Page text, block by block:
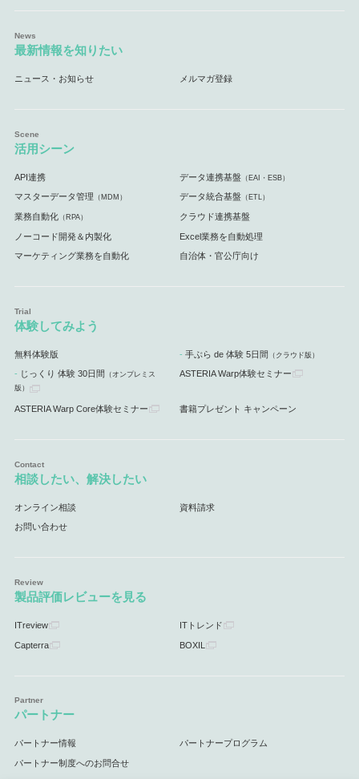
最新情報を知りたい
ニュース・お知らせ メルマガ登録
活用シーン
API連携 データ連携基盤 （EAI・ESB）
マスターデータ管理 （MDM） データ統合基盤 （ETL）
業務自動化（RPA） クラウド連携基盤
ノーコード開発＆内製化 Excel業務を自動処理
マーケティング業務を自動化 自治体・官公庁向け
体験してみよう
無料体験版 手ぶら de 体験 5日間 （クラウド版）
じっくり 体験 30日間 （オンプレミス
版）
ASTERIA Warp体験セミナー
ASTERIA Warp Core体験セミナー 書籍プレゼント キャンペーン
相談したい、解決したい
オンライン相談 資料請求
お問い合わせ
製品評価レビューを見る
ITreview ITトレンド
Capterra BOXIL
パートナー
パートナー情報 パートナープログラム
パートナー制度へのお問合せ